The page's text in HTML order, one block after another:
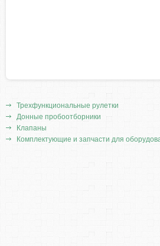
Трехфункциональные рулетки
Донные пробоотборники
Клапаны
Комплектующие и запчасти для